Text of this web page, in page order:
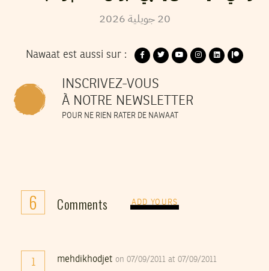
20 جويلية2026
Nawaat est aussi sur :
INSCRIVEZ-VOUS
À NOTRE NEWSLETTER
POUR NE RIEN RATER DE NAWAAT
6 Comments ADD YOURS
1 mehdikhodjet on 07/09/2011 at 07/09/2011